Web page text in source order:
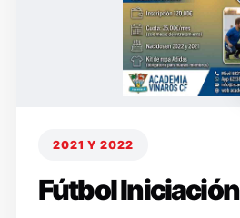
2021 Y 2022
Fútbol Iniciación